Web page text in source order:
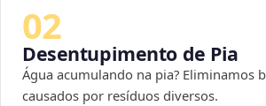
02
Desentupimento de Pia
Água acumulando na pia? Eliminamos
causados por resíduos diversos.